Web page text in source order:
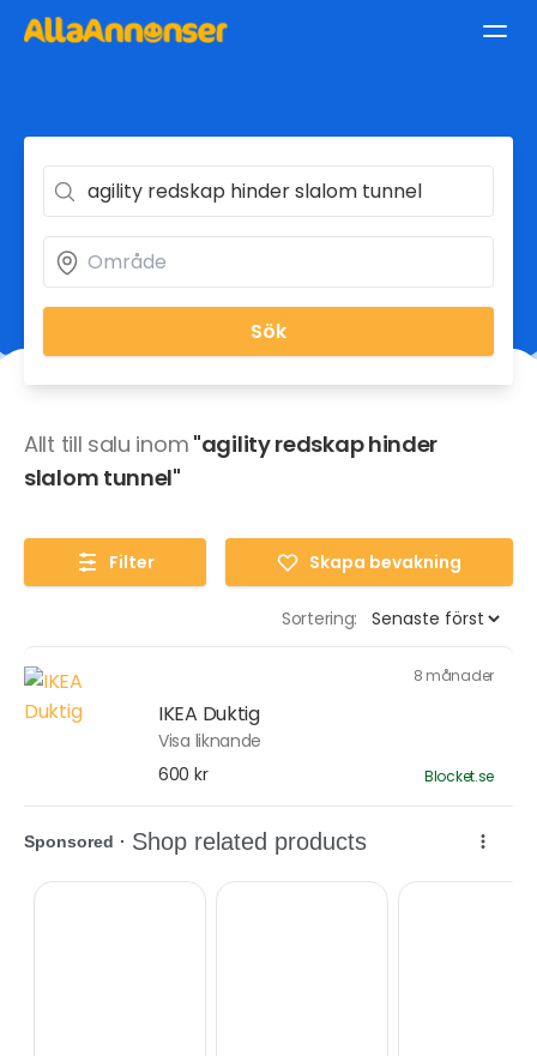
Sök
Allt till salu inom "agility redskap hinder
slalom tunnel"
Filter Skapa bevakning
Sortering:
8 månader
IKEA Duktig
Visa liknande
600 kr
Blocket.se